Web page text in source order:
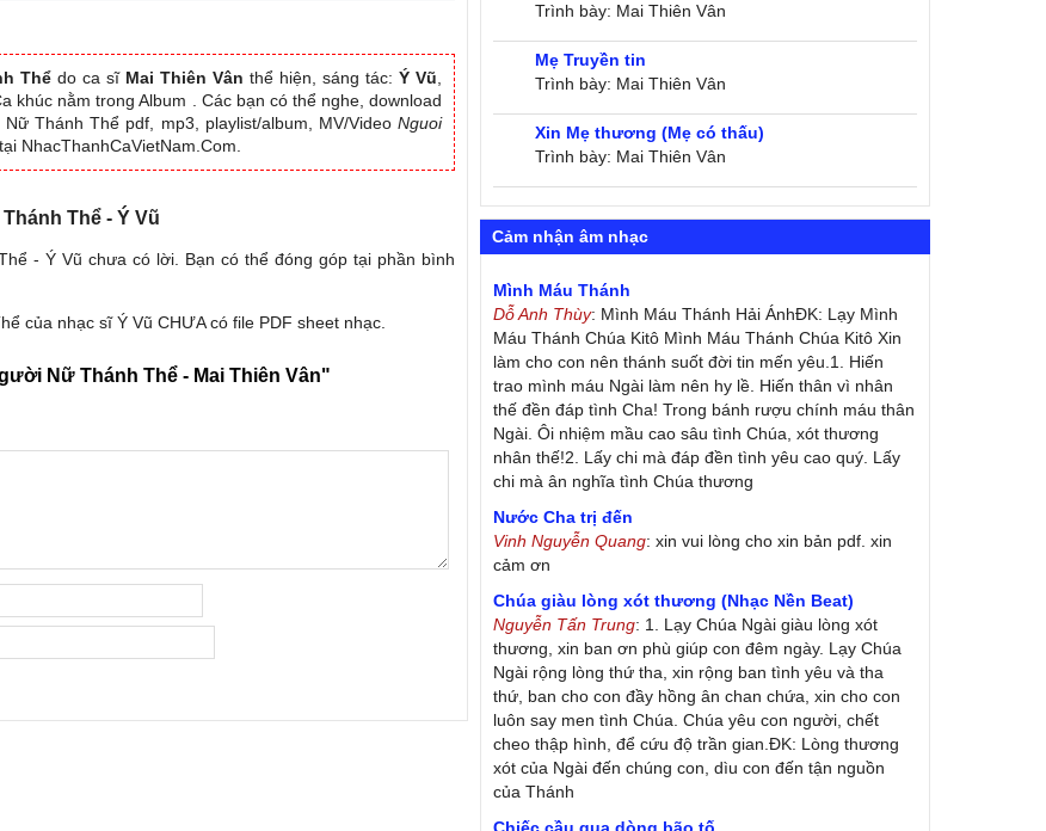
Thểdo ca sĩ Mai Thiên Vân thể hiện, sáng tác:Ý Vũ
khúc nằm trong Album
. Các bạn có thể nghe, download
Thánh Thể pdf, mp3, playlist/album, MV/VideoNguoi
NhacThanhCaVietNam.Com.
Thể - Ý Vũ
- Ý Vũ chưa có lời. Bạn có thể đóng góp tại phần bình
của nhạc sĩ Ý Vũ CHƯA có file PDF sheet nhạc.
Nữ Thánh Thể - Mai Thiên Vân"
Trình bày: Mai Thiên Vân
Mẹ Truyền tin
Trình bày: Mai Thiên Vân
Xin Mẹ thương (Mẹ có thấu)
Trình bày: Mai Thiên Vân
Cảm nhận âm nhạc
Mình Máu Thánh
Dỗ Anh Thùy: Mình Máu Thánh Hải ÁnhĐK: Lạy Mình
Máu Thánh Chúa Kitô Mình Máu Thánh Chúa Kitô Xin
làm cho con nên thánh suốt đời tin mến yêu.1. Hiến
trao mình máu Ngài làm nên hy lề. Hiến thân vì nhân
thế đền đáp tình Cha! Trong bánh rượu chính máu thân
Ngài. Ôi nhiệm mầu cao sâu tình Chúa, xót thương
nhân thế!2. Lấy chi mà đáp đền tình yêu cao quý. Lấy
chi mà ân nghĩa tình Chúa thương
Nước Cha trị đến
Vinh Nguyễn Quang: xin vui lòng cho xin bản pdf. xin
cảm ơn
Chúa giàu lòng xót thương (Nhạc Nền Beat)
Nguyễn Tấn Trung: 1. Lạy Chúa Ngài giàu lòng xót
thương, xin ban ơn phù giúp con đêm ngày. Lạy Chúa
Ngài rộng lòng thứ tha, xin rộng ban tình yêu và tha
thứ, ban cho con đầy hồng ân chan chứa, xin cho con
luôn say men tình Chúa. Chúa yêu con người, chết
cheo thập hình, để cứu độ trần gian.ĐK: Lòng thương
xót của Ngài đến chúng con, dìu con đến tận nguồn
của Thánh